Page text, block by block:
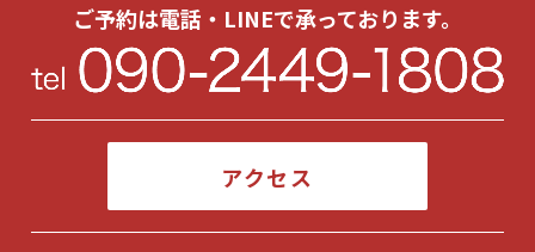
ご予約は電話・LINEで承っております。
アクセス